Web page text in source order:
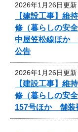
2026年1月26日更新
【建設工事】維
修（暮らしの安
中屋笠松線ほか
公告
2026年1月26日更新
【建設工事】維
修（暮らしの安
157号ほか 舗装